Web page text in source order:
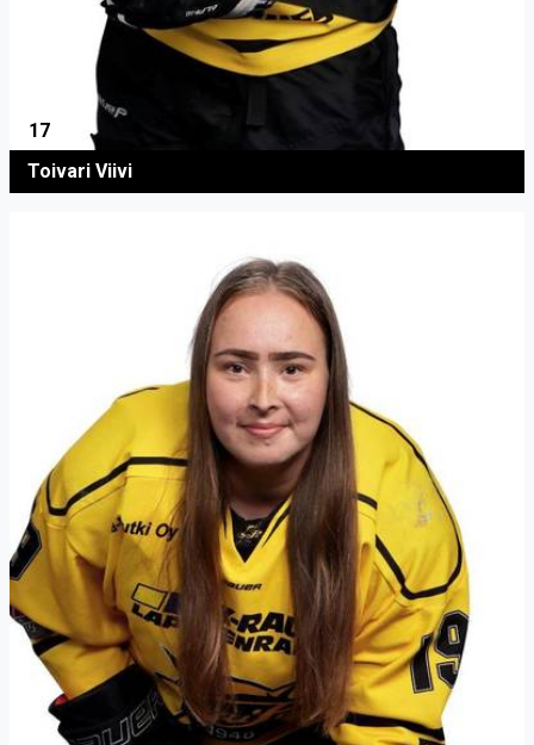
17
Toivari Viivi